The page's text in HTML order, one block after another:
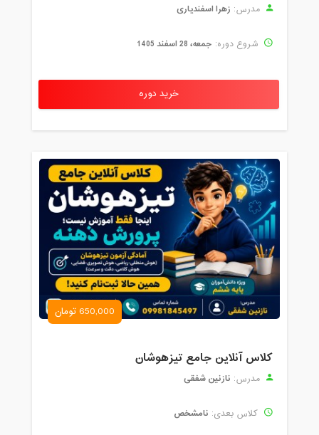
مدرس: زهرا اسفندیاری
شروع دوره: جمعه، 28 اسفند 1405
خرید دوره
650,000 تومان
کلاس آنلاین جامع تیزهوشان
مدرس: نازنین شفقی
کلاس بعدی: نامشخص